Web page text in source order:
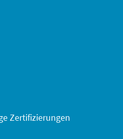
Zertifizierungen